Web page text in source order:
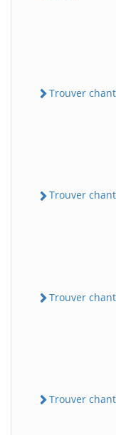
Trouver
Trouver
Trouver
Trouver